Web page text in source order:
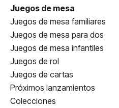
Juegos de mesa
Juegos de mesa familiares
Juegos de mesa para dos
Juegos de mesa infantiles
Juegos de rol
Juegos de cartas
Próximos lanzamientos
Colecciones